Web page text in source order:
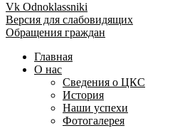
Vk Odnoklassniki
Версия для слабовидящих
Обращения граждан
Главная
О нас
Сведения о ЦКС
История
Наши успехи
Фотогалерея